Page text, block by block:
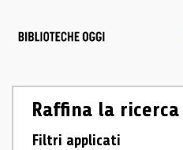
Raffina la ricerca
Filtri applicati